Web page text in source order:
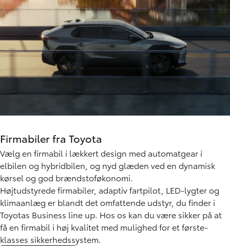
Firmabiler fra Toyota
Vælg en firmabil i lækkert design med automatgear i
elbilen og hybridbilen, og nyd glæden ved en dynamisk
kørsel og god brændstoføkonomi.
Højtudstyrede firmabiler, adaptiv fartpilot, LED-lygter og
klimaanlæg er blandt det omfattende udstyr, du finder i
Toyotas Business line up. Hos os kan du være sikker på at
få en firmabil i høj kvalitet med mulighed for et første-
klasses sikkerhedssystem.